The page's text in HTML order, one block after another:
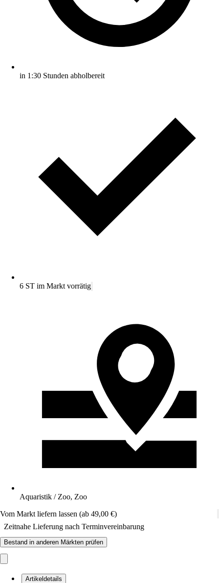
in 1:30 Stunden abholbereit
6 ST im Markt vorrätig
Aquaristik / Zoo, Zoo
Vom Markt liefern lassen (ab 49,00 €)
Zeitnahe Lieferung nach Terminvereinbarung
Bestand in anderen Märkten prüfen
Artikeldetails